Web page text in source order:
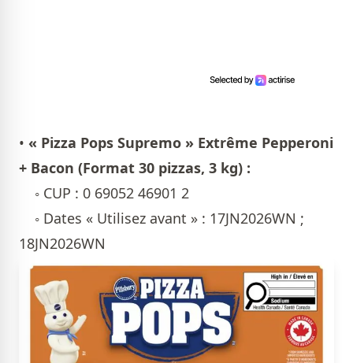
• « Pizza Pops Supremo » Extrême Pepperoni
+ Bacon (Format 30 pizzas, 3 kg) :
◦ CUP : 0 69052 46901 2
◦ Dates « Utilisez avant » : 17JN2026WN ;
18JN2026WN